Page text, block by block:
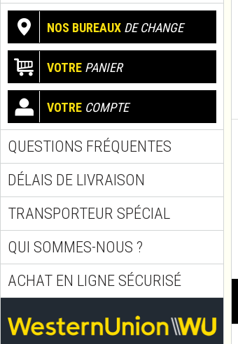
NOS BUREAUX DE CHANGE
VOTRE PANIER
VOTRE COMPTE
QUESTIONS FRÉQUENTES
DÉLAIS DE LIVRAISON
TRANSPORTEUR SPÉCIAL
QUI SOMMES-NOUS ?
ACHAT EN LIGNE SÉCURISÉ